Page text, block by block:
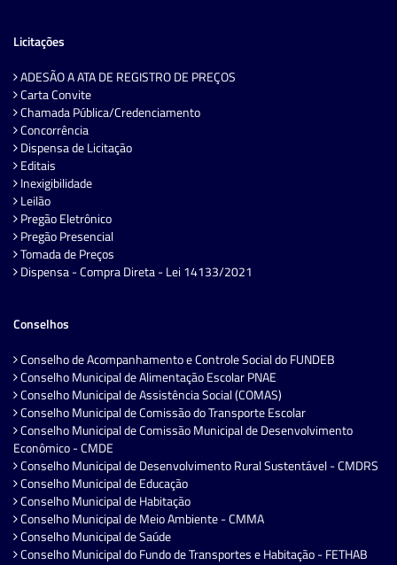
Licitações
ADESÃO A ATA DE REGISTRO DE PREÇOS
Carta Convite
Chamada Pública/Credenciamento
Concorrência
Dispensa de Licitação
Editais
Inexigibilidade
Leilão
Pregão Eletrônico
Pregão Presencial
Tomada de Preços
Dispensa - Compra Direta - Lei 14133/2021
Conselhos
Conselho de Acompanhamento e Controle Social do FUNDEB
Conselho Municipal de Alimentação Escolar PNAE
Conselho Municipal de Assistência Social (COMAS)
Conselho Municipal de Comissão do Transporte Escolar
Conselho Municipal de Comissão Municipal de Desenvolvimento
Econômico - CMDE
Conselho Municipal de Desenvolvimento Rural Sustentável - CMDRS
Conselho Municipal de Educação
Conselho Municipal de Habitação
Conselho Municipal de Meio Ambiente - CMMA
Conselho Municipal de Saúde
Conselho Municipal do Fundo de Transportes e Habitação - FETHAB